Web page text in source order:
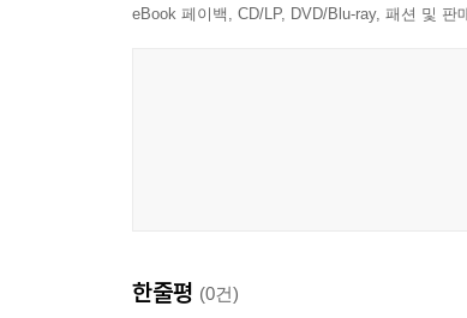
eBook 페이백, CD/LP, DVD/Blu-ray, 패션 및
한줄평 (0건)